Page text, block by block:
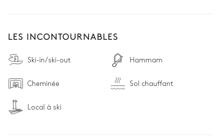
LES INCONTOURNABLES
Ski-in/ski-out Hammam
Cheminée Sol chauffant
Local à ski